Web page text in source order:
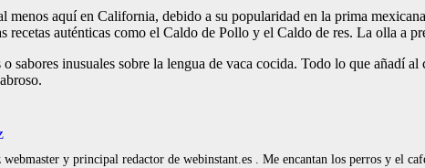
menos aquí en California, debido a su popularidad en la prima
auténticas como el Caldo de Pollo y el Caldo de res. La olla a
sabores inusuales sobre la lengua de vaca cocida. Todo lo que añadí
y principal redactor de webinstant.es . Me encantan los perros y el